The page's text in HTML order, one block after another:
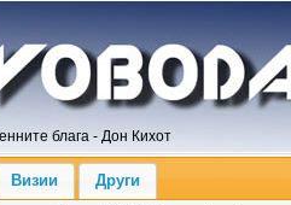
блага - Дон Кихот
Визии
Други